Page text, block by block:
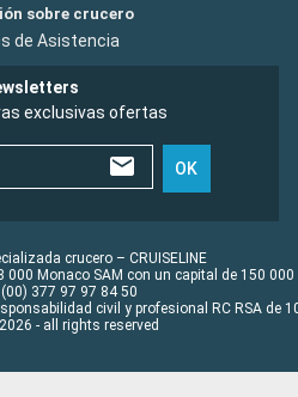
sobre crucero
de Asistencia
exclusivas ofertas
OK
crucero – CRUISELINE
000 Monaco SAM con un capital de 150 000
377 97 97 84 50
civil y profesional RC RSA de
- all rights reserved